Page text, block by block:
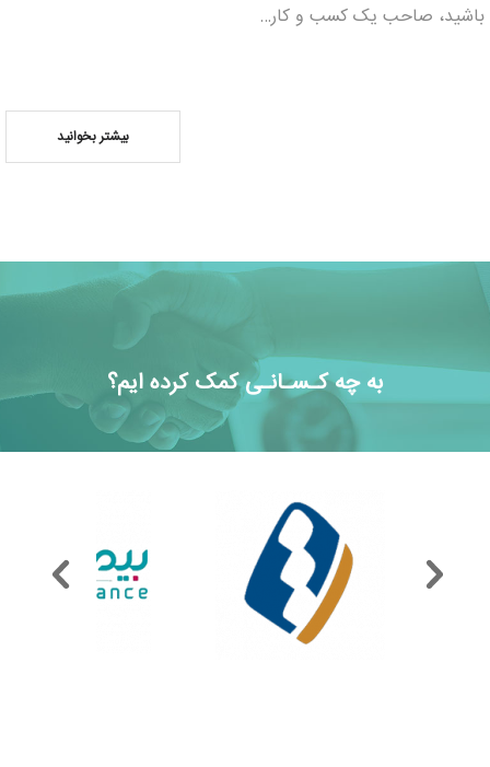
باشید، صاحب یک کسب و کار…
بیشتر بخوانید
به چه کـسـانـی کمک کرده ایم؟